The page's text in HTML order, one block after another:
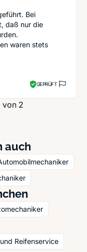
Bei
daß nur die
waren stets
GEPRÜFT
von 2
auch
Reifenservice